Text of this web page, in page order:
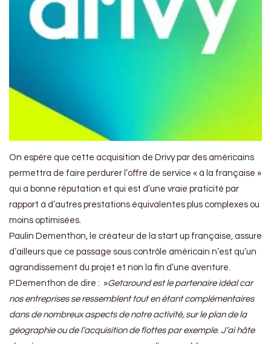
On espère que cette acquisition de Drivy par des américains
permettra de faire perdurer l’offre de service « à la française »
qui a bonne réputation et qui est d’une vraie praticité par
rapport à d’autres prestations équivalentes plus complexes ou
moins optimisées.
Paulin Dementhon, le créateur de la start up française, assure
d’ailleurs que ce passage sous contrôle américain n’est qu’un
agrandissement du projet et non la fin d’une aventure.
P.Dementhon de dire : »Getaround est le partenaire idéal car
nos entreprises se ressemblent tout en étant complémentaires
dans de nombreux aspects de notre activité, sur le plan de la
géographie ou de l’acquisition de flottes par exemple. J’ai hâte